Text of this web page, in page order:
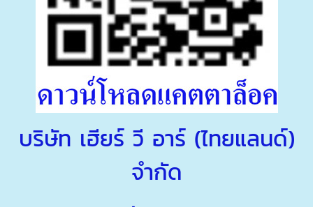
บริษัท เฮียร์ วี อาร์ (ไทยแลนด์)
จำกัด